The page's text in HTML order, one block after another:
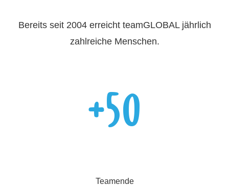
Bereits seit 2004 erreicht teamGLOBAL jährlich
zahlreiche Menschen.
+50
Teamende